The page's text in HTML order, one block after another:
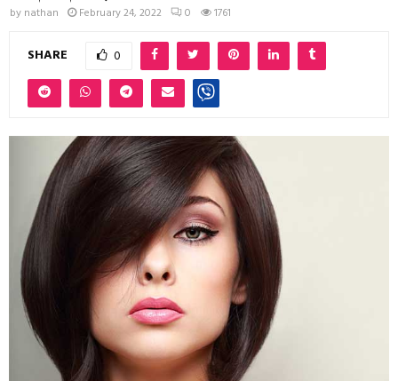
by nathan February 24, 2022 0 1761
SHARE 0